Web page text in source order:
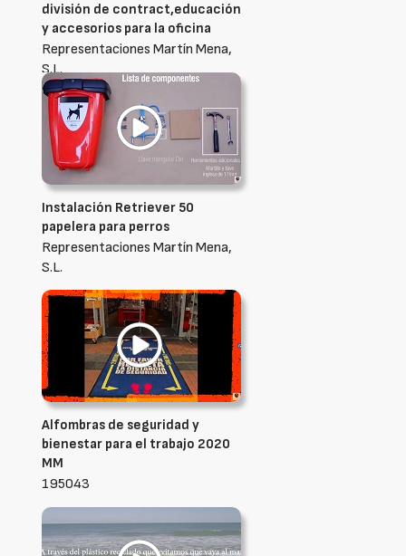
división de contract,educación
y accesorios para la oficina
Representaciones Martín Mena,
S.L.
Instalación Retriever 50
papelera para perros
Representaciones Martín Mena,
S.L.
Alfombras de seguridad y
bienestar para el trabajo 2020
MM
195043